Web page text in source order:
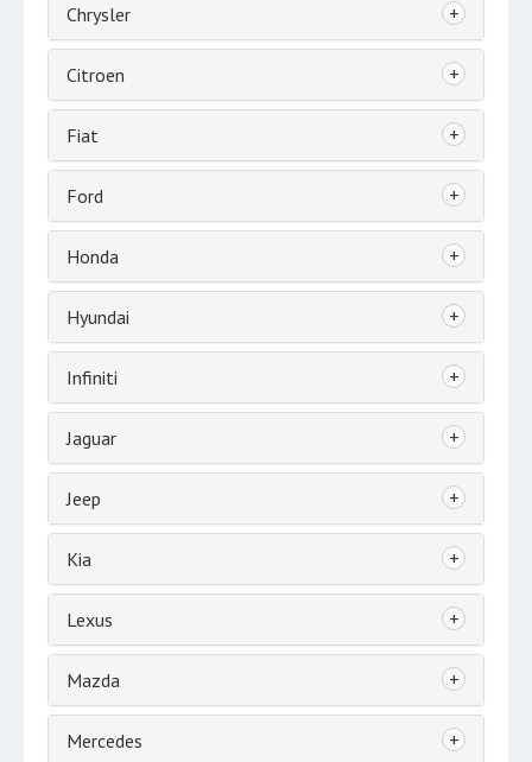
Chrysler +
Citroen +
Fiat +
Ford +
Honda +
Hyundai +
Infiniti +
Jaguar +
Jeep +
Kia +
Lexus +
Mazda +
Mercedes +